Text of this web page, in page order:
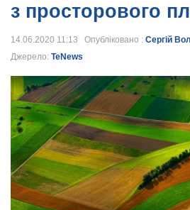
з просторового
14.06.2020 11:13 Опубліковано : Сергій
Джерело: TeNews